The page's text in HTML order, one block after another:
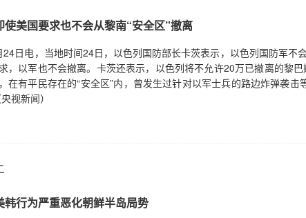
使美国要求也不会从黎南“安全区”撤离
24日电，当地时间24日，以色列国防部长卡茨表示，以色列国防军不
，以军也不会撤离。卡茨还表示，以色列将不允许20万已撤离的黎
在有平民存在的“安全区”内，曾发生过针对以军士兵的路边炸弹袭
视新闻）
韩行为严重恶化朝鲜半岛局势